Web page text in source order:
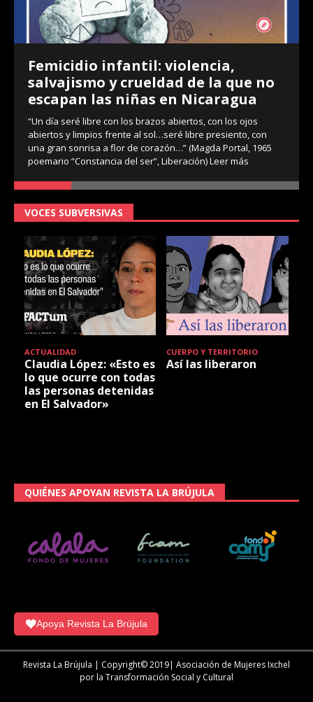
Femicidio infantil: violencia,
salvajismo y crueldad de la que no
escapan las niñas en Nicaragua
“Un día seré libre con los brazos abiertos, con los ojos
abiertos y limpios frente al sol…seré libre presiento, con
una gran sonrisa a flor de corazón…” (Magda Portal, 1965
poemario “Constancia del ser”, Liberación)Leer más
VOCES SUBVERSIVAS
ACTUALIDAD
Claudia López: «Esto es
lo que ocurre con todas
las personas detenidas
en El Salvador»
CUERPO Y TERRITORIO
Así las liberaron
QUIÉNES APOYAN REVISTA LA BRÚJULA
Apoya Revista La Brújula
Revista La Brújula | Copyright© 2019| Asociación de Mujeres Ixchel
por la Transformación Social y Cultural